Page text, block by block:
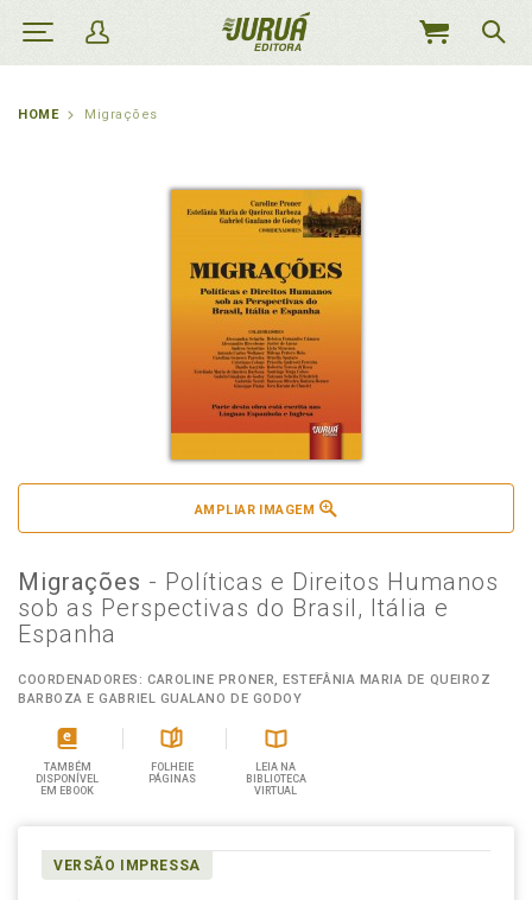
MEU
HOME Migrações
AMPLIAR IMAGEM
Migrações - Políticas e Direitos Humanos
sob as Perspectivas do Brasil, Itália e
Espanha
COORDENADORES: CAROLINE PRONER, ESTEFÂNIA MARIA DE QUEIROZ
BARBOZA E GABRIEL GUALANO DE GODOY
TAMBÉM
DISPONÍVEL
EM EBOOK
FOLHEIE
PÁGINAS
LEIA NA
BIBLIOTECA
VIRTUAL
VERSÃO IMPRESSA